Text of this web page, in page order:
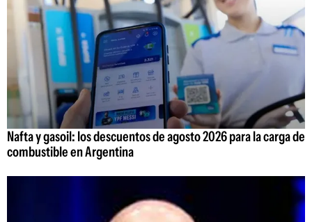
Nafta y gasoil: los descuentos de agosto 2026 para la carga de
combustible en Argentina